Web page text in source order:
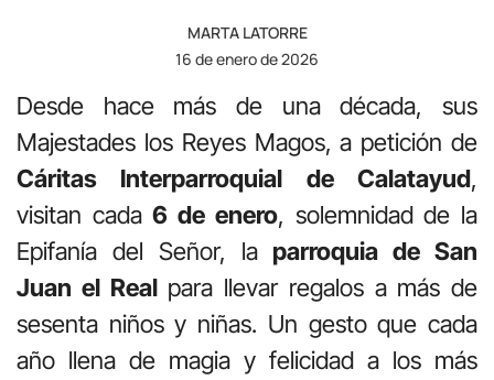
MARTA LATORRE
16 de enero de 2026
Desde hace más de una década, sus
Majestades los Reyes Magos, a petición de
Cáritas Interparroquial de Calatayud,
visitan cada6 de enero, solemnidad de la
Epifanía del Señor, la parroquia de San
Juan el Realpara llevar regalos a más de
sesenta niños y niñas. Un gesto que cada
año llena de magia y felicidad a los más